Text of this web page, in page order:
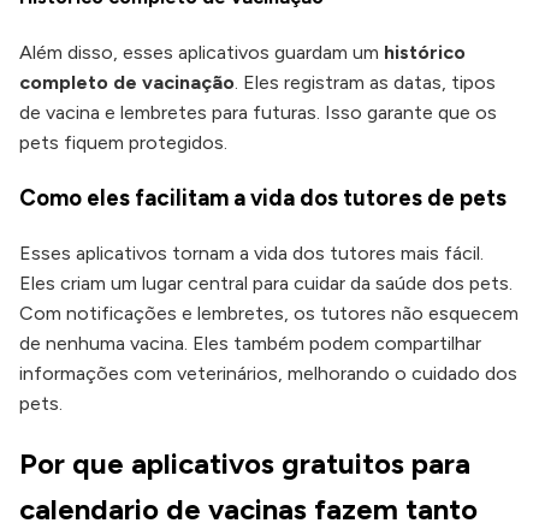
Além disso, esses aplicativos guardam um histórico
completo de vacinação. Eles registram as datas, tipos
de vacina e lembretes para futuras. Isso garante que os
pets fiquem protegidos.
Como eles facilitam a vida dos tutores de pets
Esses aplicativos tornam a vida dos tutores mais fácil.
Eles criam um lugar central para cuidar da saúde dos pets.
Com notificações e lembretes, os tutores não esquecem
de nenhuma vacina. Eles também podem compartilhar
informações com veterinários, melhorando o cuidado dos
pets.
Por que aplicativos gratuitos para
calendario de vacinas fazem tanto